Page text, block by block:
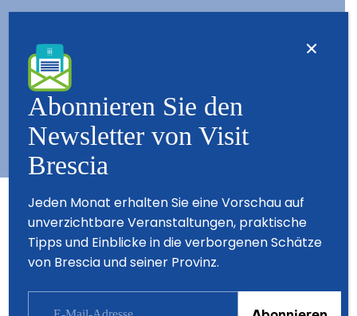
KontactWer wir sind – Besuchen Sie Brescia
Copyright © 2026 - All Rights Reserved - Visit Brescia
Partner
Abonnieren Sie den
Newsletter von Visit
Brescia
Jeden Monat erhalten Sie eine Vorschau auf
unverzichtbare Veranstaltungen, praktische
Tipps und Einblicke in die verborgenen Schätze
von Brescia und seiner Provinz.